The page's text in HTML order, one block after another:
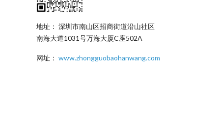
地址： 深圳市南山区招商街道沿山社区
南海大道1031号万海大厦C座502A
网址： www.zhongguobaohanwang.com